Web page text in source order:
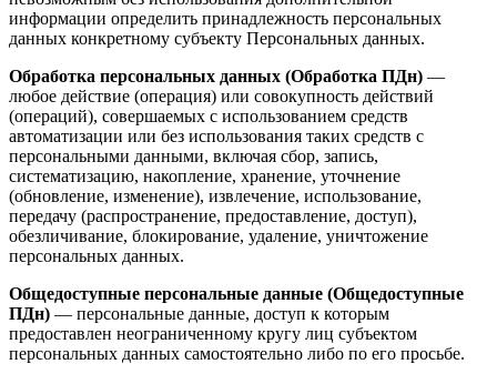
информации определить принадлежность персональных
данных конкретному субъекту Персональных данных.
Обработка персональных данных (Обработка ПДн) —
любое действие (операция) или совокупность действий
(операций), совершаемых с использованием средств
автоматизации или без использования таких средств с
персональными данными, включая сбор, запись,
систематизацию, накопление, хранение, уточнение
(обновление, изменение), извлечение, использование,
передачу (распространение, предоставление, доступ),
обезличивание, блокирование, удаление, уничтожение
персональных данных.
Общедоступные персональные данные (Общедоступные
ПДн) — персональные данные, доступ к которым
предоставлен неограниченному кругу лиц субъектом
персональных данных самостоятельно либо по его просьбе.